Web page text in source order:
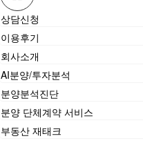
상담신청
이용후기
회사소개
AI분양/투자분석
분양분석진단
분양 단체계약 서비스
부동산 재태크